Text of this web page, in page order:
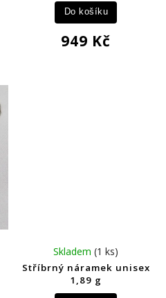
949 Kč
Do košíku
Stříbrný náramek unisex
1,89 g
Skladem(1 ks)